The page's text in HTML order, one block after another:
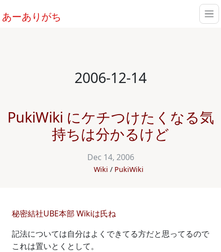
あーありがち
2006-12-14
PukiWiki にケチつけたくなる気
持ちは分かるけど
Dec 14, 2006
Wiki PukiWiki
秘密結社UBE本部 Wikiは氏ね
記法については自分はよくできてる方だと思ってるので
これは置いとくとして。